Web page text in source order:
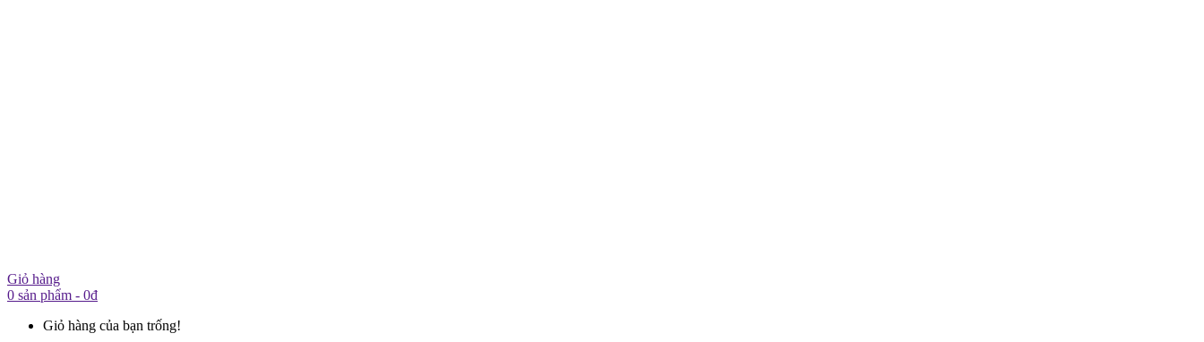
Giỏ hàng
0 sản phẩm - 0đ
Giỏ hàng của bạn trống!